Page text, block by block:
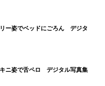
ー姿でベッドにごろん デジタ
ニ姿で舌ペロ デジタル写真集